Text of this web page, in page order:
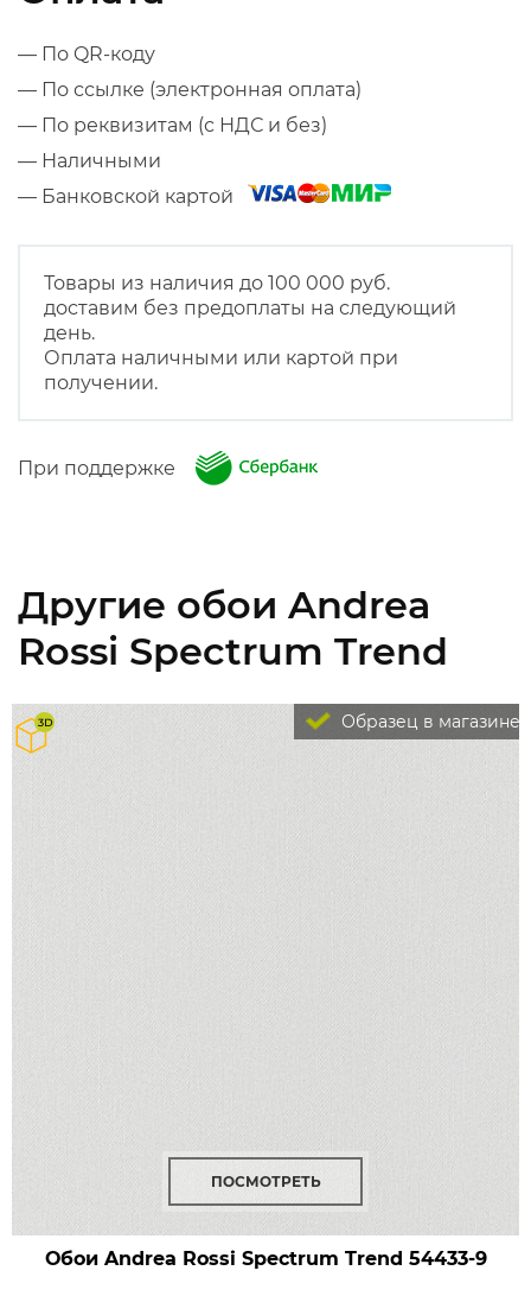
— По QR-коду
— По ссылке (электронная оплата)
— По реквизитам (с НДС и без)
— Наличными
— Банковской картой
Товары из наличия до 100 000 руб.
доставим без предоплаты на следующий
день.
Оплата наличными или картой при
получении.
При поддержке
Другие обои Andrea
Rossi Spectrum Trend
Образец в магазине
ПОСМОТРЕТЬ
Обои Andrea Rossi Spectrum Trend 54433-9